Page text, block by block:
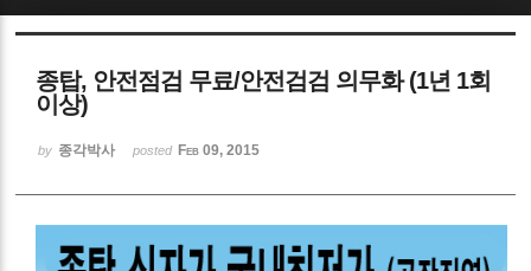
종탑, 안전점검 무료/안전검검 의무화 (1년 1회
이상)
by 종각박사 posted Feb 09, 2015
Sketchbook5, 스케치북5